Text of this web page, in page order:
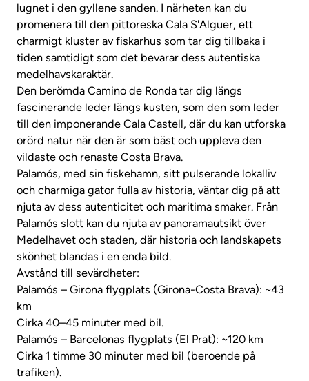
lugnet i den gyllene sanden. I närheten kan du
promenera till den pittoreska Cala S'Alguer, ett
charmigt kluster av fiskarhus som tar dig tillbaka i
tiden samtidigt som det bevarar dess autentiska
medelhavskaraktär.
Den berömda Camino de Ronda tar dig längs
fascinerande leder längs kusten, som den som leder
till den imponerande Cala Castell, där du kan utforska
orörd natur när den är som bäst och uppleva den
vildaste och renaste Costa Brava.
Palamós, med sin fiskehamn, sitt pulserande lokalliv
och charmiga gator fulla av historia, väntar dig på att
njuta av dess autenticitet och maritima smaker. Från
Palamós slott kan du njuta av panoramautsikt över
Medelhavet och staden, där historia och landskapets
skönhet blandas i en enda bild.
Avstånd till sevärdheter:
Palamós – Girona flygplats (Girona-Costa Brava): ~43
km
Cirka 40–45 minuter med bil.
Palamós – Barcelonas flygplats (El Prat): ~120 km
Cirka 1 timme 30 minuter med bil (beroende på
trafiken).